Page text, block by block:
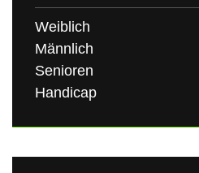
Weiblich
Männlich
Senioren
Handicap